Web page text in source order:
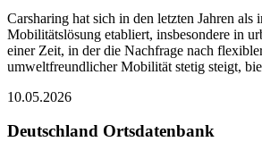
Carsharing hat sich in den letzten Jahren als
Mobilitätslösung etabliert, insbesondere in
einer Zeit, in der die Nachfrage nach
umweltfreundlicher Mobilität stetig steigt,
10.05.2026
Deutschland Ortsdatenbank